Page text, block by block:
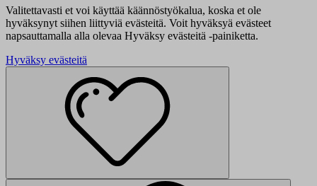
Valitettavasti et voi käyttää käännöstyökalua, koska et ole
hyväksynyt siihen liittyviä evästeitä. Voit hyväksyä evästeet
napsauttamalla alla olevaa Hyväksy evästeitä -painiketta.
Hyväksy evästeitä